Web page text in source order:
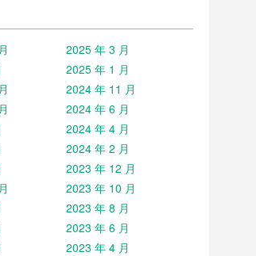
2025 年 3 月
2025 年 1 月
2024 年 11 月
2024 年 6 月
2024 年 4 月
2024 年 2 月
2023 年 12 月
2023 年 10 月
2023 年 8 月
2023 年 6 月
2023 年 4 月